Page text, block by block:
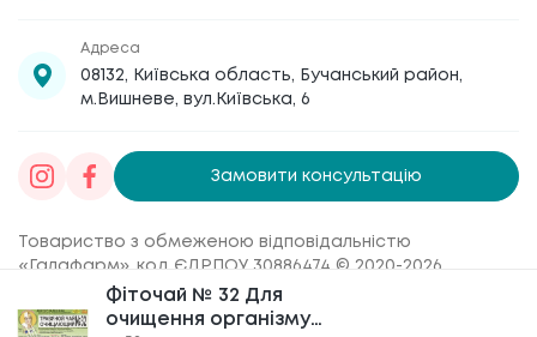
Фіточай № 32 Для
очищення організму
Фіточай № 32 Для
очищення організму
Адреса
08132, Київська область, Бучанський район,
м.Вишневе, вул.Київська, 6
Замовити консультацію
Товариство з обмеженою відповідальністю
«Галафарм», код ЄДРПОУ 30886474 © 2020-2026